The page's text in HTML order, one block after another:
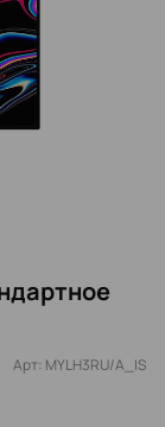
Арт: MYLH3RU/A_IS